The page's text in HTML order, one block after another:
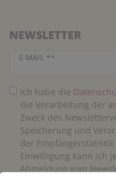
NEWSLETTER
E-MAIL **
Newsletter Honig
Ich habe die
die Verarbeitung der
Zweck des
Speicherung und
der
Einwilligung kann ich
Abmeldung vom